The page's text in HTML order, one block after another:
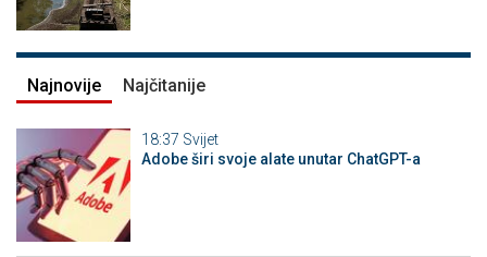
Najnovije Najčitanije
18:37 Svijet
Adobe širi svoje alate unutar ChatGPT-a